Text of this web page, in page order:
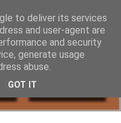
to deliver its services
and user-agent are
and security
generate usage
abuse.
GOT IT